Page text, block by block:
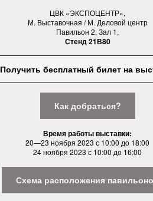
ЦВК «ЭКСПОЦЕНТР»,
М. Выставочная / М. Деловой центр
Павильон 2, Зал 1,
Стенд 21В80
Получить бесплатный билет на
Как добраться?
Время работы выставки:
20—23 ноября 2023 с 10:00 до 18:00
24 ноября 2023 с 10:00 до 16:00
Схема расположения